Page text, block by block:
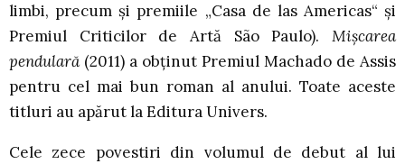
limbi, precum și premiile „Casa de las Americas“ și
Premiul Criticilor de Artă São Paulo). Mișcarea
pendulară (2011) a obținut Premiul Machado de Assis
pentru cel mai bun roman al anului. Toate aceste
titluri au apărut la Editura Univers.
Cele zece povestiri din volumul de debut al lui